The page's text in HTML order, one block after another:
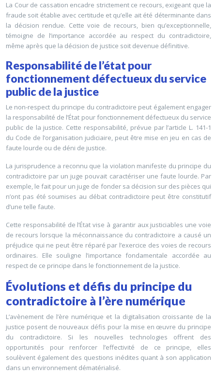
La Cour de cassation encadre strictement ce recours, exigeant que la
fraude soit établie avec certitude et qu’elle ait été déterminante dans
la décision rendue. Cette voie de recours, bien qu’exceptionnelle,
témoigne de l’importance accordée au respect du contradictoire,
même après que la décision de justice soit devenue définitive.
Responsabilité de l’état pour
fonctionnement défectueux du service
public de la justice
Le non-respect du principe du contradictoire peut également engager
la responsabilité de l’État pour fonctionnement défectueux du service
public de la justice. Cette responsabilité, prévue par l’article L. 141-1
du Code de l’organisation judiciaire, peut être mise en jeu en cas de
faute lourde ou de déni de justice.
La jurisprudence a reconnu que la violation manifeste du principe du
contradictoire par un juge pouvait caractériser une faute lourde. Par
exemple, le fait pour un juge de fonder sa décision sur des pièces qui
n’ont pas été soumises au débat contradictoire peut être constitutif
d’une telle faute.
Cette responsabilité de l’État vise à garantir aux justiciables une voie
de recours lorsque la méconnaissance du contradictoire a causé un
préjudice qui ne peut être réparé par l’exercice des voies de recours
ordinaires. Elle souligne l’importance fondamentale accordée au
respect de ce principe dans le fonctionnement de la justice.
Évolutions et défis du principe du
contradictoire à l’ère numérique
L’avènement de l’ère numérique et la digitalisation croissante de la
justice posent de nouveaux défis pour la mise en œuvre du principe
du contradictoire. Si les nouvelles technologies offrent des
opportunités pour renforcer l’effectivité de ce principe, elles
soulèvent également des questions inédites quant à son application
dans un environnement dématérialisé.